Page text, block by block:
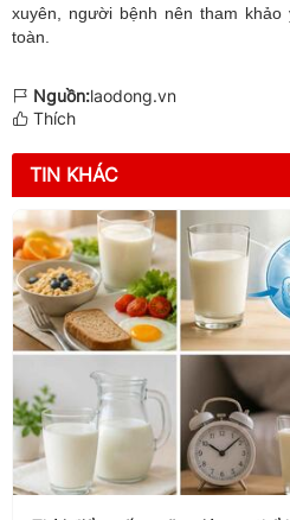
xuyên, người bệnh nên tham
toàn.
Nguồn:laodong.vn
Thích
TIN KHÁC